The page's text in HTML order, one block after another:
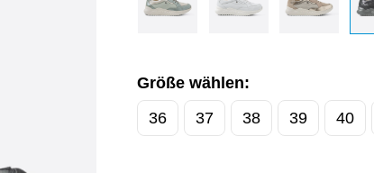
Größe wählen:
36
37 38 39 40